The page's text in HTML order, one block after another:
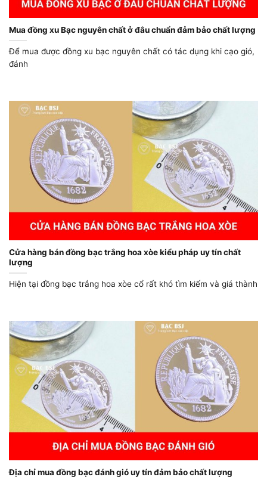
Mua đồng xu Bạc nguyên chất ở đâu chuẩn đảm bảo chất lượng
Để mua được đồng xu bạc nguyên chất có tác dụng khi cạo gió,
đánh
Cửa hàng bán đồng bạc trắng hoa xòe kiểu pháp uy tín chất
lượng
Hiện tại đồng bạc trắng hoa xòe cổ rất khó tìm kiếm và giá thành
Địa chỉ mua đồng bạc đánh gió uy tín đảm bảo chất lượng